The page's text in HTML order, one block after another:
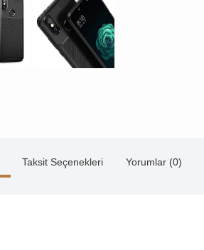
Taksit Seçenekleri Yorumlar (0)